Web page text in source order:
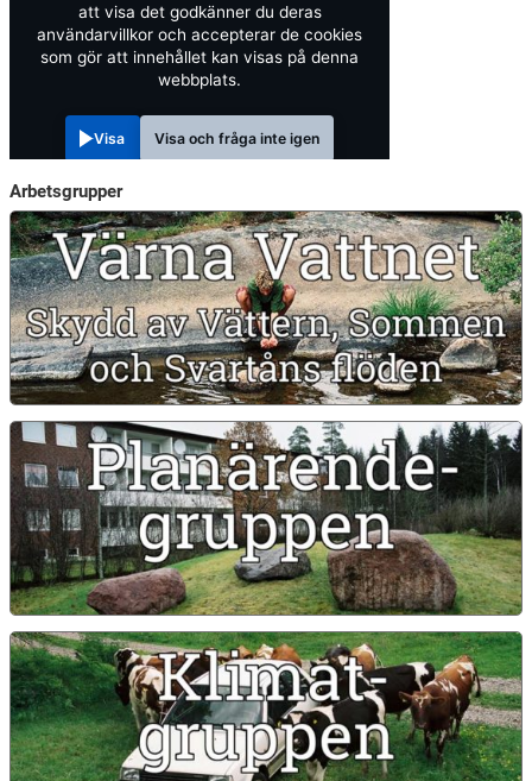
att visa det godkänner du deras
användarvillkor och accepterar de cookies
som gör att innehållet kan visas på denna
webbplats.
Visa Visa och fråga inte igen
Arbetsgrupper